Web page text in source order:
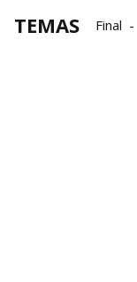
TEMAS Final